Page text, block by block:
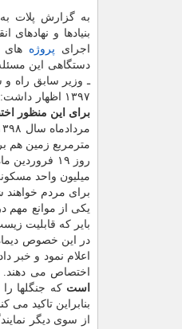
به گزارش پلات
بنیادها و
اجرای پروژه های
دستگاهی این
۱۳۹۷ اظهار داشت: «در حال حاضر ایده عرضه زمین دولتی برای بازآفرینی شهری عرضه شد که مایلم به شما بگویم تا کنون
برای این منظور اختصاص یافته ۳۶
مترمربع زمین هم
میلیون واحد
برای مردم خواهند
یکی از موانع
بایر که قابلیت
در این خصوص
اختصاص می دهند.
است که جنگلها
بنابراین تاکید
از سوی دیگر